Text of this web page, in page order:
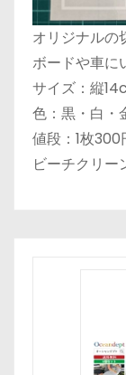
オリジナルの
ボードや車に
サイズ：縦
色：黒・白・
値段：1枚300
ビーチクリー